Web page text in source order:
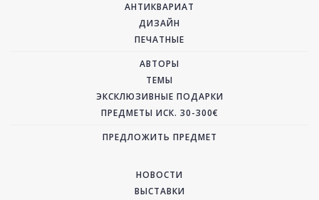
АНТИКВАРИАТ
ДИЗАЙН
ПЕЧАТНЫЕ
АВТОРЫ
ТЕМЫ
ЭКСКЛЮЗИВНЫЕ ПОДАРКИ
ПРЕДМЕТЫ ИСК. 30-300€
ПРЕДЛОЖИТЬ ПРЕДМЕТ
НОВОСТИ
ВЫСТАВКИ